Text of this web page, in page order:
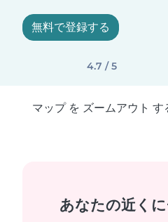
無料で登録する
4.7 / 5
マップ を ズームアウト
あなたの近く